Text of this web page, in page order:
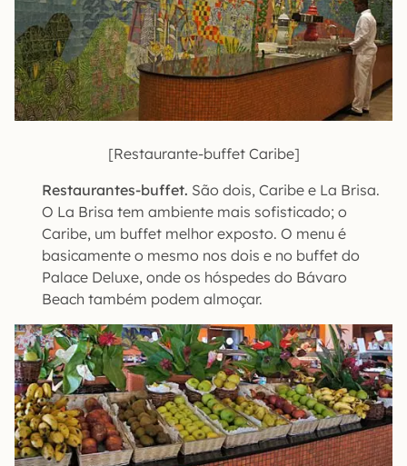
[Restaurante-buffet Caribe]
Restaurantes-buffet. São dois, Caribe e La Brisa.
O La Brisa tem ambiente mais sofisticado; o
Caribe, um buffet melhor exposto. O menu é
basicamente o mesmo nos dois e no buffet do
Palace Deluxe, onde os hóspedes do Bávaro
Beach também podem almoçar.